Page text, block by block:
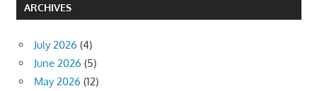
ARCHIVES
July 2026 (4)
June 2026 (5)
May 2026 (12)